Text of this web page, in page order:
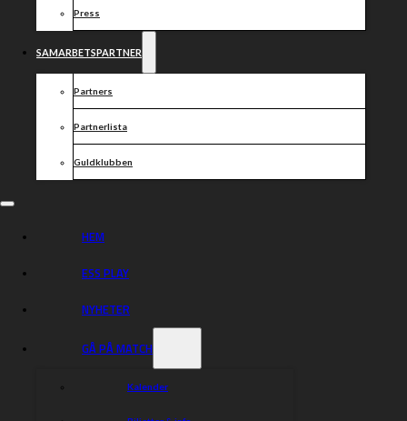
Press
SAMARBETSPARTNER
Partners
Partnerlista
Guldklubben
HEM
ESS PLAY
NYHETER
GÅ PÅ MATCH
Kalender